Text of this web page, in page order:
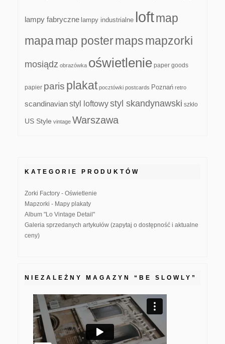
lampy fabryczne lampy industrialne loftmap
mapamap postermapsmapzorki
mosiądz obrazówka oświetlenie paper goods
papier paris plakat pocztówki postcards Poznań retro
scandinavianstyl loftowystyl skandynawski szkło
US Style vintage Warszawa
KATEGORIE PRODUKTÓW
Zorki Factory - Oświetlenie
Mapzorki - Mapy plakaty
Album "Lo Vintage Detail"
Galeria sprzedanych artykułów (zapytaj o dostępność i aktualne
ceny)
NIEZALEŻNY MAGAZYN “BE SLOWLY”